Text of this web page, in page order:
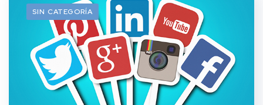
SIN CATEGORÍA